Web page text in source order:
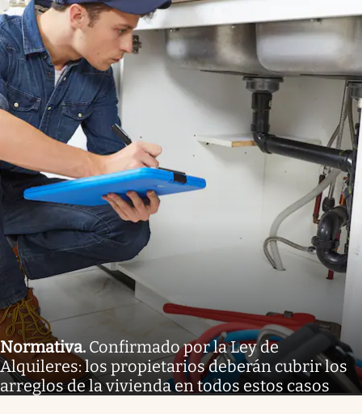
Normativa. Confirmado por la Ley de
Alquileres: los propietarios deberán cubrir los
arreglos de la vivienda en todos estos casos